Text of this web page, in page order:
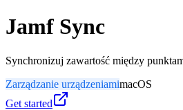
Jamf Sync
Synchronizuj zawartość między
Zarządzanie urządzeniamimacOS
Get started